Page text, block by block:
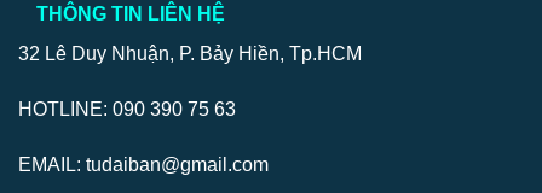
THÔNG TIN LIÊN HỆ
32 Lê Duy Nhuận, P. Bảy Hiền, Tp.HCM
HOTLINE: 090 390 75 63
EMAIL: tudaiban@gmail.com